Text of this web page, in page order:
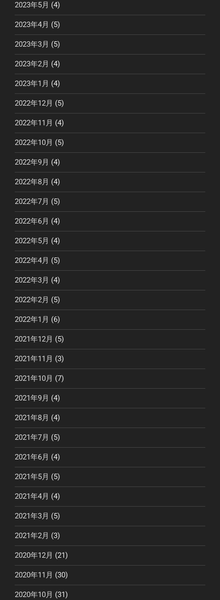
2023年5月 (4)
2023年4月 (5)
2023年3月 (5)
2023年2月 (4)
2023年1月 (4)
2022年12月 (5)
2022年11月 (4)
2022年10月 (5)
2022年9月 (4)
2022年8月 (4)
2022年7月 (5)
2022年6月 (4)
2022年5月 (4)
2022年4月 (5)
2022年3月 (4)
2022年2月 (5)
2022年1月 (6)
2021年12月 (5)
2021年11月 (3)
2021年10月 (7)
2021年9月 (4)
2021年8月 (4)
2021年7月 (5)
2021年6月 (4)
2021年5月 (5)
2021年4月 (4)
2021年3月 (5)
2021年2月 (3)
2020年12月 (21)
2020年11月 (30)
2020年10月 (31)